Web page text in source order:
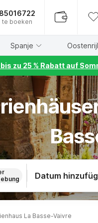
te boeken
Spanje
zu 25 % Rabatt auf
Datum
La Basse-Vaivre